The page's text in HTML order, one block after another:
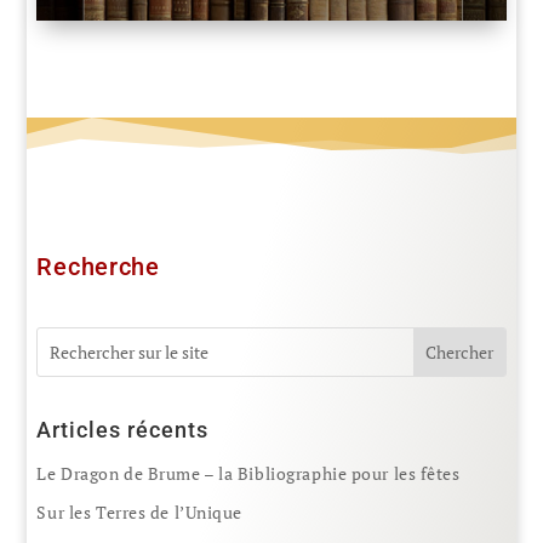
Recherche
Articles récents
Le Dragon de Brume – la Bibliographie pour les fêtes
Sur les Terres de l’Unique